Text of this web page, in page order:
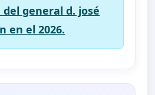
general d. josé
en el 2026.